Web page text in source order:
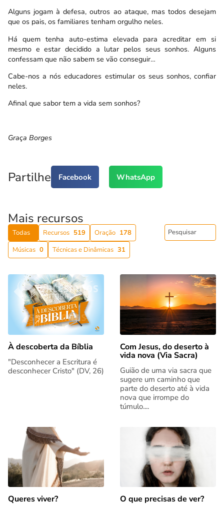
Alguns jogam à defesa, outros ao ataque, mas todos desejam
que os pais, os familiares tenham orgulho neles.
Há quem tenha auto-estima elevada para acreditar em si
mesmo e estar decidido a lutar pelos seus sonhos. Alguns
confessam que não sabem se vão conseguir…
Cabe-nos a nós educadores estimular os seus sonhos, confiar
neles.
Afinal que sabor tem a vida sem sonhos?
Graça Borges
Partilhe Facebook WhatsApp
Mais recursos
Todas Recursos 519 Oração 178
Músicas 0 Técnicas e Dinâmicas 31
À descoberta da Bíblia
"Desconhecer a Escritura é
desconhecer Cristo" (DV, 26)
Com Jesus, do deserto à
vida nova (Via Sacra)
Guião de uma via sacra que
sugere um caminho que
parte do deserto até à vida
nova que irrompe do
túmulo....
Queres viver? O que precisas de ver?